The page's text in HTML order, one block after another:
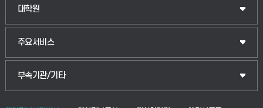
법경영학부
대학원
일반대학원
산업대학원
공공정책대학원
주요서비스
입학안내
웹메일
부속기관/기타
중앙도서관
학생생활관(안성)